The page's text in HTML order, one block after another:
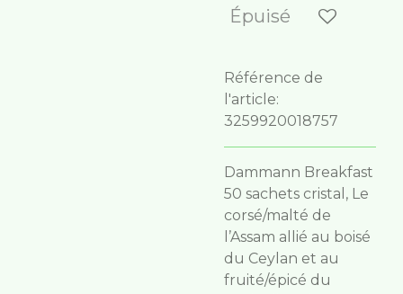
Épuisé
Référence de
l'article:
3259920018757
Dammann Breakfast
50 sachets cristal, Le
corsé/malté de
l’Assam allié au boisé
du Ceylan et au
fruité/épicé du